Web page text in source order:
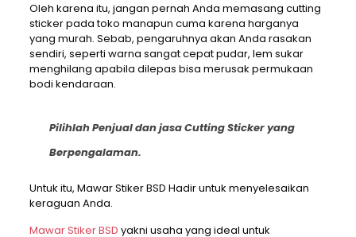
Oleh karena itu, jangan pernah Anda memasang cutting
sticker pada toko manapun cuma karena harganya
yang murah. Sebab, pengaruhnya akan Anda rasakan
sendiri, seperti warna sangat cepat pudar, lem sukar
menghilang apabila dilepas bisa merusak permukaan
bodi kendaraan.
Pilihlah Penjual dan jasa Cutting Sticker yang
Berpengalaman.
Untuk itu, Mawar Stiker BSD Hadir untuk menyelesaikan
keraguan Anda.
Mawar Stiker BSD yakni usaha yang ideal untuk